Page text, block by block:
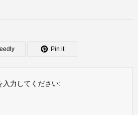
Pin it
入力してください: